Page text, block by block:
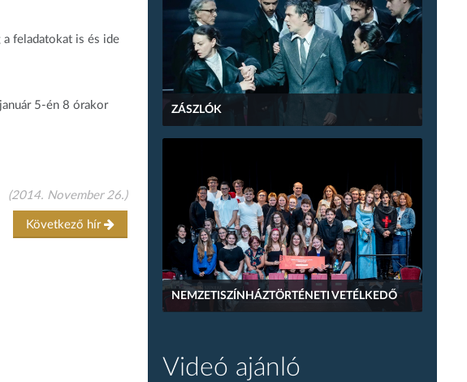
feladatokat is és ide
5-én 8 órakor
(2014. November 26.)
Következő hír
ZÁSZLÓK
NEMZETISZÍNHÁZTÖRTÉNETI VETÉLKEDŐ
Videó ajánló